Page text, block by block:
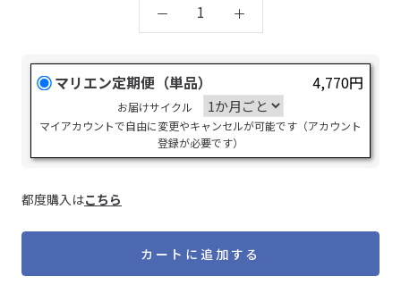
マリエン定期便（単品） 4,770円
お届けサイクル
マイアカウントで自由に変更やキャンセルが可能です（アカウント
登録が必要です）
都度購入はこちら
カートに追加する